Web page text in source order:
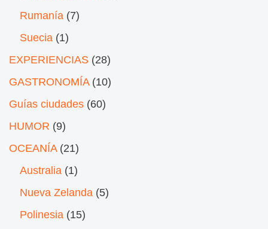
Rumanía (7)
Suecia (1)
EXPERIENCIAS (28)
GASTRONOMÍA(10)
Guías ciudades (60)
HUMOR (9)
OCEANÍA(21)
Australia (1)
Nueva Zelanda (5)
Polinesia (15)